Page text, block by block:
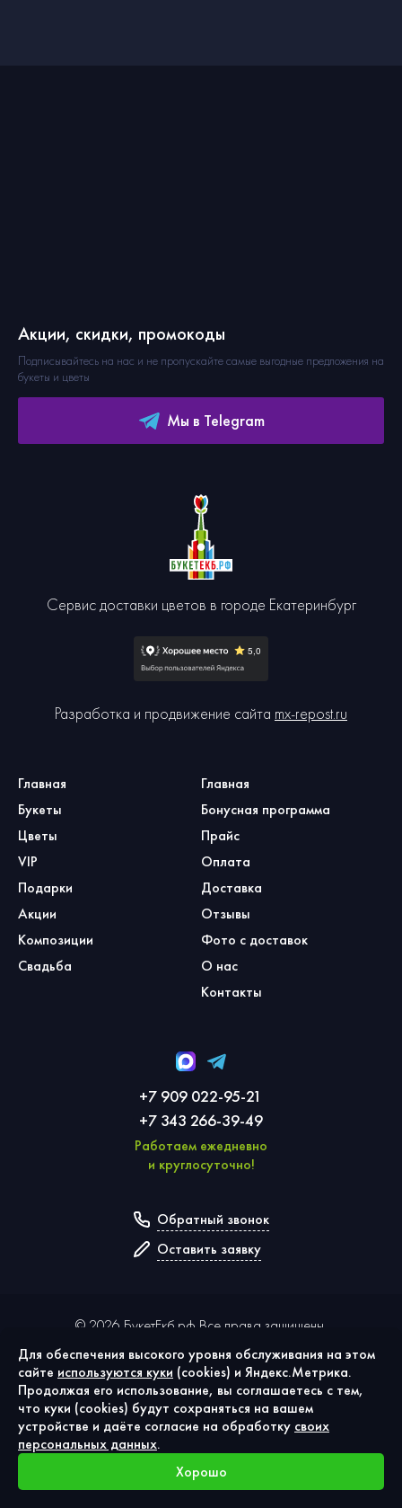
Главная
Букеты
Цветы
VIP
Подарки
Акции
Композиции
Свадьба
Главная
Бонусная программа
Прайс
Оплата
Доставка
Отзывы
Фото с доставок
О нас
Контакты
Сервис доставки цветов в городе Екатеринбург
Разработка и продвижение сайта mx-repost.ru
Акции, скидки, промокоды
Подписывайтесь на нас и не пропускайте самые выгодные предложения на
букеты и цветы
Мы в Telegram
+7 909 022-95-21
+7 343 266-39-49
Работаем ежедневно
и круглосуточно!
Обратный звонок
Оставить заявку
© 2026 БукетЕкб.рф Все права защищены.
Политика конфиденциальности
Публичная оферта
Согласие на обработку персональных данных
Использование cookies
Для обеспечения высокого уровня обслуживания на этом
сайте используются куки (cookies) и Яндекс.Метрика.
Продолжая его использование, вы соглашаетесь с тем,
что куки (cookies) будут сохраняться на вашем
устройстве и даёте согласие на обработку своих
персональных данных.
Хорошо